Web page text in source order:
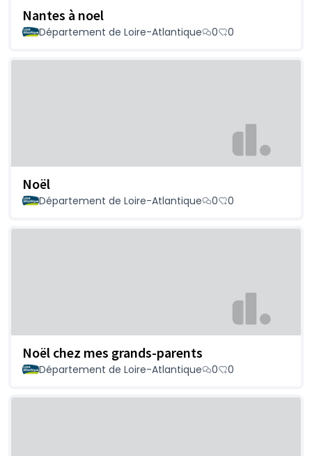
Nantes à noel
Département de Loire-Atlantique 0 0
Noël
Département de Loire-Atlantique 0 0
Noël chez mes grands-parents
Département de Loire-Atlantique 0 0